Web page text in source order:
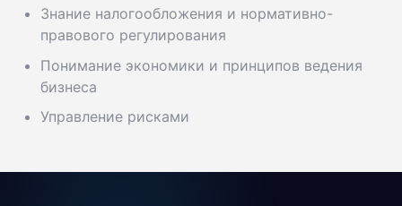
Знание налогообложения и нормативно-
правового регулирования
Понимание экономики и принципов ведения
бизнеса
Управление рисками